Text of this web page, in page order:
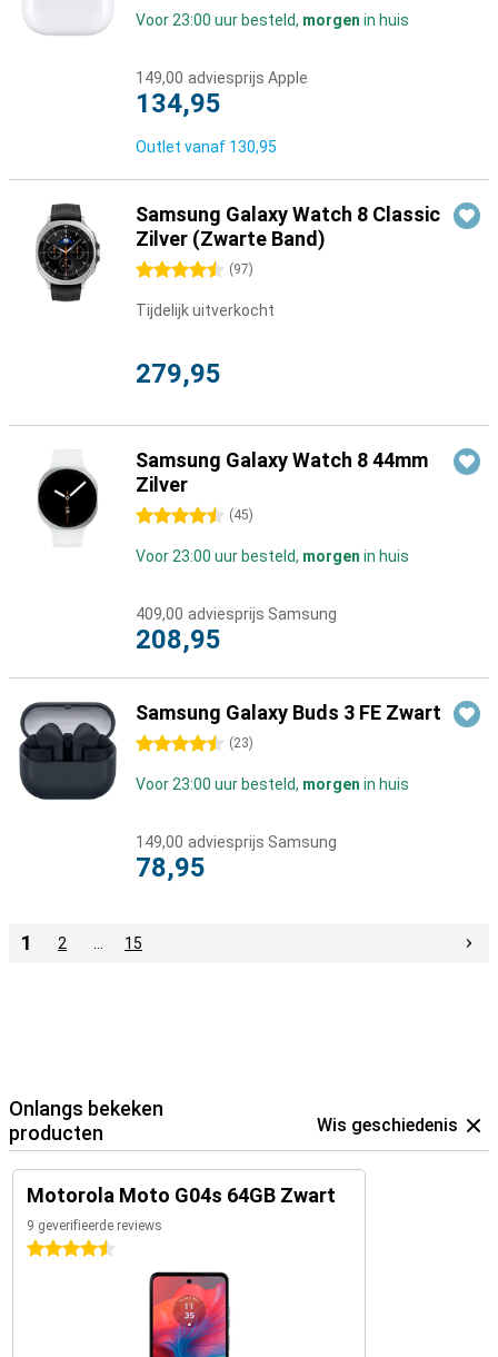
Voor 23:00 uur besteld, morgen in huis
149,00 adviesprijs Apple
134,95
Outlet vanaf 130,95
Samsung Galaxy Watch 8 Classic
Zilver (Zwarte Band)
4.5 sterren (97)
Tijdelijk uitverkocht
279,95
Samsung Galaxy Watch 8 44mm
Zilver
4.5 sterren (45)
Voor 23:00 uur besteld, morgen in huis
409,00 adviesprijs Samsung
208,95
Samsung Galaxy Buds 3 FE Zwart
4.5 sterren (23)
Voor 23:00 uur besteld, morgen in huis
149,00 adviesprijs Samsung
78,95
1 2 15
Onlangs bekeken
producten
Wis geschiedenis
Motorola Moto G04s 64GB Zwart
9 geverifieerde reviews
4.5 sterren